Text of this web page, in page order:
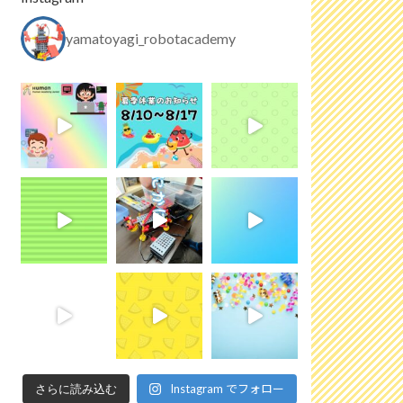
yamatoyagi_robotacademy
さらに読み込む Instagram でフォロー